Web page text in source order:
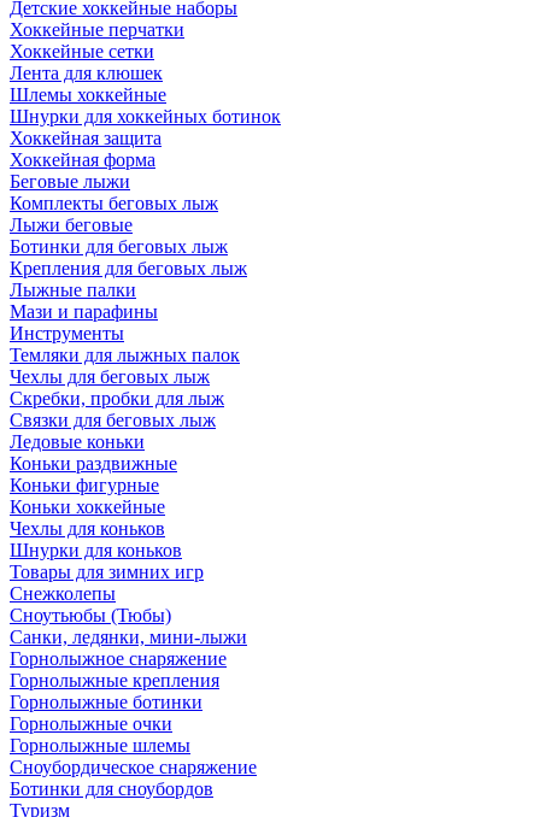
Детские хоккейные наборы
Хоккейные перчатки
Хоккейные сетки
Лента для клюшек
Шлемы хоккейные
Шнурки для хоккейных ботинок
Хоккейная защита
Хоккейная форма
Беговые лыжи
Комплекты беговых лыж
Лыжи беговые
Ботинки для беговых лыж
Крепления для беговых лыж
Лыжные палки
Мази и парафины
Инструменты
Темляки для лыжных палок
Чехлы для беговых лыж
Скребки, пробки для лыж
Связки для беговых лыж
Ледовые коньки
Коньки раздвижные
Коньки фигурные
Коньки хоккейные
Чехлы для коньков
Шнурки для коньков
Товары для зимних игр
Снежколепы
Сноутьюбы (Тюбы)
Санки, ледянки, мини-лыжи
Горнолыжное снаряжение
Горнолыжные крепления
Горнолыжные ботинки
Горнолыжные очки
Горнолыжные шлемы
Сноубордическое снаряжение
Ботинки для сноубордов
Туризм